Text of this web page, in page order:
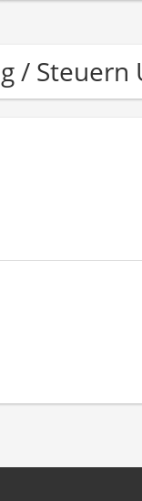
/ Steuern